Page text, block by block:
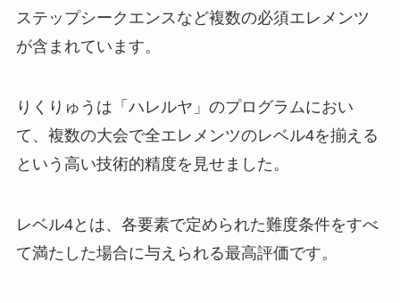
ステップシークエンスなど複数の必須エレメンツ
が含まれています。
りくりゅうは「ハレルヤ」のプログラムにおい
て、複数の大会で全エレメンツのレベル4を揃える
という高い技術的精度を見せました。
レベル4とは、各要素で定められた難度条件をすべ
て満たした場合に与えられる最高評価です。